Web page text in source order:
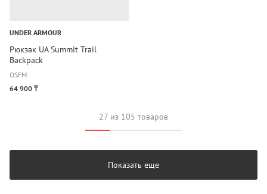
UNDER ARMOUR
Рюкзак UA Summit Trail
Backpack
OSFM
64 900 ₸
27 из 105 товаров
Показать еще